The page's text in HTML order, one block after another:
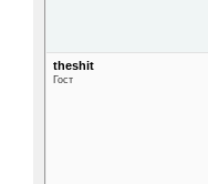
theshit
Гост